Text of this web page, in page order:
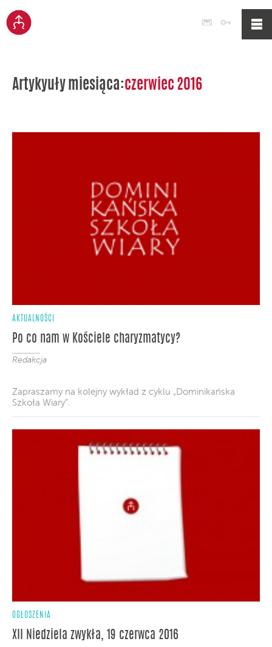
Poczta
Artykyuły miesiąca:czerwiec 2016
AKTUALNOŚCI
Po co nam w Kościele charyzmatycy?
Redakcja
Zapraszamy na kolejny wykład z cyklu „Dominikańska
Szkoła Wiary”.
OGŁOSZENIA
XII Niedziela zwykła, 19 czerwca 2016